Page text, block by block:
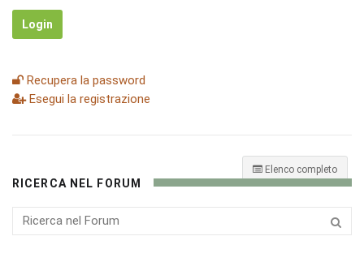
Login
Recupera la password
Esegui la registrazione
Elenco completo
RICERCA NEL FORUM